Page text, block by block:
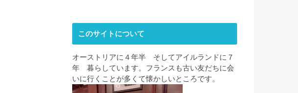
このサイトについて
オーストリアに４年半 そしてアイルランドに７
年 暮らしています。フランスも古い友だちに会
いに行くことが多くて懐かしいところです。